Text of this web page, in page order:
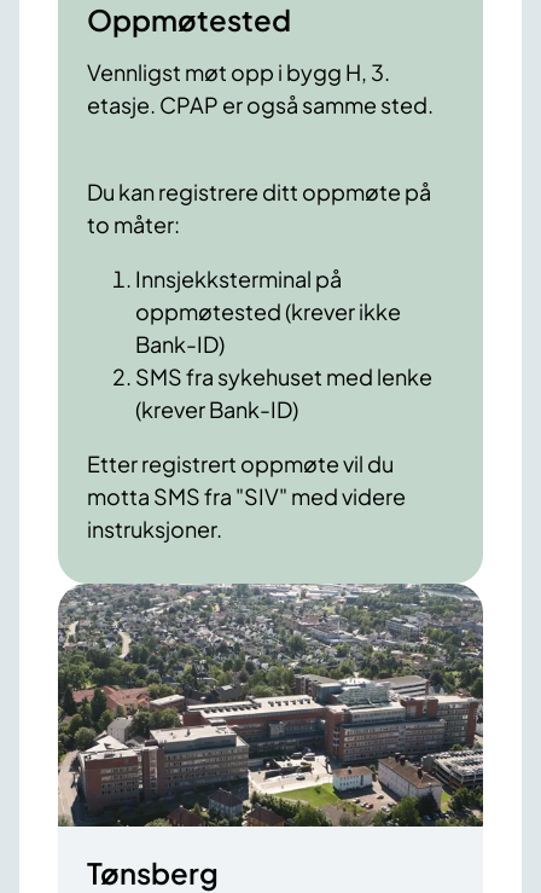
Oppmøtested
Vennligst møt opp i bygg H, 3.
etasje. CPAP er også samme sted.
Du kan registrere ditt oppmøte på
to måter:
Innsjekksterminal på
oppmøtested (krever ikke
Bank-ID)
SMS fra sykehuset med lenke
(krever Bank-ID)
Etter registrert oppmøte vil du
motta SMS fra "SIV" med videre
instruksjoner.
Tønsberg